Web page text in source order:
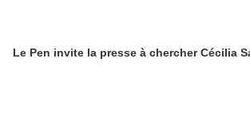
Le Pen invite la presse à chercher Cécilia